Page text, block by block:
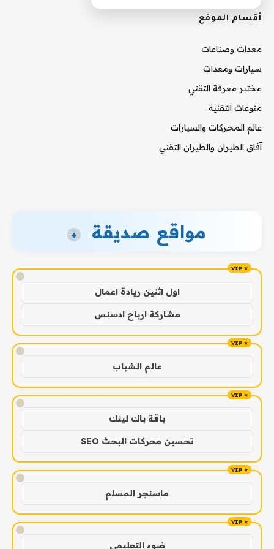
أقسام الموقع
معدات وصناعات
سيارات ومعدات
مختبر معرفة التقني
منوعات التقنية
عالم المحركات والسيارات
آفاق الطيران والطيران التقني
مواقع صديقة +
!
اول اثنين ريادة اعمال
مشاركة ارباح ادسنس
!
عالم الشباب
!
باقة باك لينك
تحسين محركات البحث SEO
!
ماسنجر المسلم
!
ضوء التعليمي